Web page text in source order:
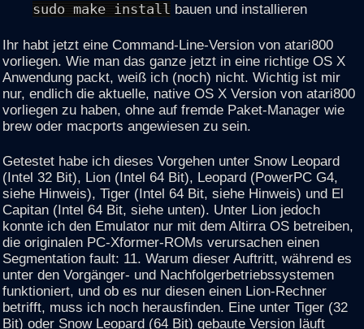
sudo make install bauen und installieren
Ihr habt jetzt eine Command-Line-Version von atari800
vorliegen. Wie man das ganze jetzt in eine richtige OS X
Anwendung packt, weiß ich (noch) nicht. Wichtig ist mir
nur, endlich die aktuelle, native OS X Version von atari800
vorliegen zu haben, ohne auf fremde Paket-Manager wie
brew oder macports angewiesen zu sein.
Getestet habe ich dieses Vorgehen unter Snow Leopard
(Intel 32 Bit), Lion (Intel 64 Bit), Leopard (PowerPC G4,
siehe Hinweis), Tiger (Intel 64 Bit, siehe Hinweis) und El
Capitan (Intel 64 Bit, siehe unten). Unter Lion jedoch
konnte ich den Emulator nur mit dem Altirra OS betreiben,
die originalen PC-Xformer-ROMs verursachen einen
Segmentation fault: 11. Warum dieser Auftritt, während es
unter den Vorgänger- und Nachfolgerbetriebssystemen
funktioniert, und ob es nur diesen einen Lion-Rechner
betrifft, muss ich noch herausfinden. Eine unter Tiger (32
Bit) oder Snow Leopard (64 Bit) gebaute Version läuft